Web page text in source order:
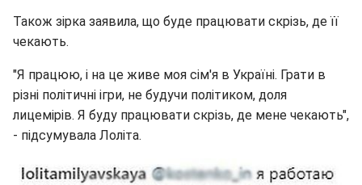
Також зірка заявила, що буде працювати скрізь, де її
чекають.
"Я працюю, і на це живе моя сім'я в Україні. Грати в
різні політичні ігри, не будучи політиком, доля
лицемірів. Я буду працювати скрізь, де мене чекають",
- підсумувала Лоліта.